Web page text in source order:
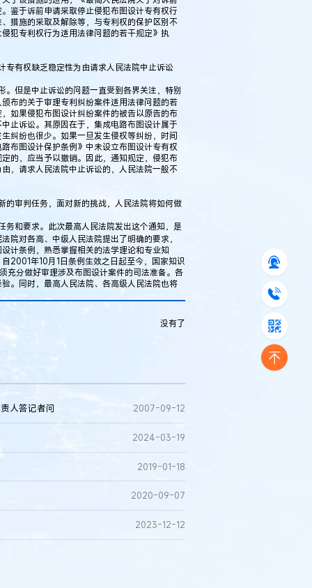
鉴于诉前申请采取停止侵犯布图设计专有权行
措施的采取及解除等，与专利权的保护区别不
犯专利权行为适用法律问题的若干规定》执
专有权缺乏稳定性为由请求人民法院中止诉讼
但是中止诉讼的问题一直受到各界关注，特别
布的关于审理专利纠纷案件适用法律问题的若
如果侵犯布图设计纠纷案件的被告以原告的布
止诉讼。其原因在于，集成电路布图设计属于
纠纷也很少。如果一旦发生侵权等纠纷，时间
布图设计保护条例》中未设立布图设计专有权
的，应当予以撤销。因此，通知规定，侵犯布
，请求人民法院中止诉讼的，人民法院一般不
的审判任务，面对新的挑战，人民法院将如何做
和要求。此次最高人民法院发出这个通知，是
院对各高、中级人民法院提出了明确的要求，
计条例，熟悉掌握相关的法学理论和专业知
2001年10月1日条例生效之日起至今，国家知识
充分做好审理涉及布图设计案件的司法准备。各
。同时，最高人民法院、各高级人民法院也将
没有了
人答记者问 2007-09-12
2024-03-19
2019-01-18
2020-09-07
2023-12-12